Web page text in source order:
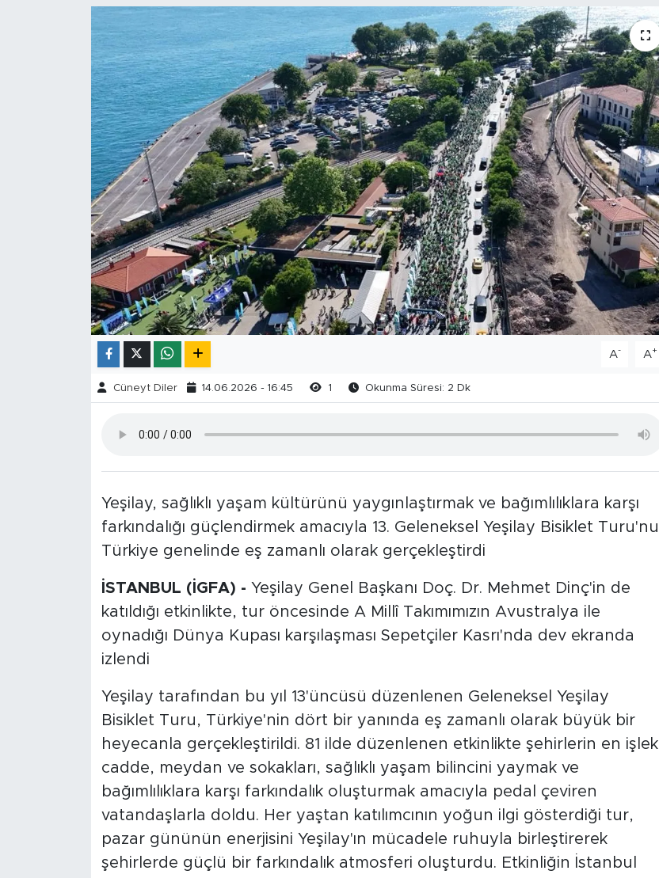
A- A+
Cüneyt Diler 14.06.2026 - 16:45 1 Okunma Süresi: 2 Dk
Yeşilay, sağlıklı yaşam kültürünü yaygınlaştırmak ve bağımlılıklara karşı
farkındalığı güçlendirmek amacıyla 13. Geleneksel Yeşilay Bisiklet Turu'nu
Türkiye genelinde eş zamanlı olarak gerçekleştirdi
İSTANBUL (İGFA) - Yeşilay Genel Başkanı Doç. Dr. Mehmet Dinç'in de
katıldığı etkinlikte, tur öncesinde A Millî Takımımızın Avustralya ile
oynadığı Dünya Kupası karşılaşması Sepetçiler Kasrı'nda dev ekranda
izlendi
Yeşilay tarafından bu yıl 13'üncüsü düzenlenen Geleneksel Yeşilay
Bisiklet Turu, Türkiye'nin dört bir yanında eş zamanlı olarak büyük bir
heyecanla gerçekleştirildi. 81 ilde düzenlenen etkinlikte şehirlerin en işlek
cadde, meydan ve sokakları, sağlıklı yaşam bilincini yaymak ve
bağımlılıklara karşı farkındalık oluşturmak amacıyla pedal çeviren
vatandaşlarla doldu. Her yaştan katılımcının yoğun ilgi gösterdiği tur,
pazar gününün enerjisini Yeşilay'ın mücadele ruhuyla birleştirerek
şehirlerde güçlü bir farkındalık atmosferi oluşturdu. Etkinliğin İstanbul